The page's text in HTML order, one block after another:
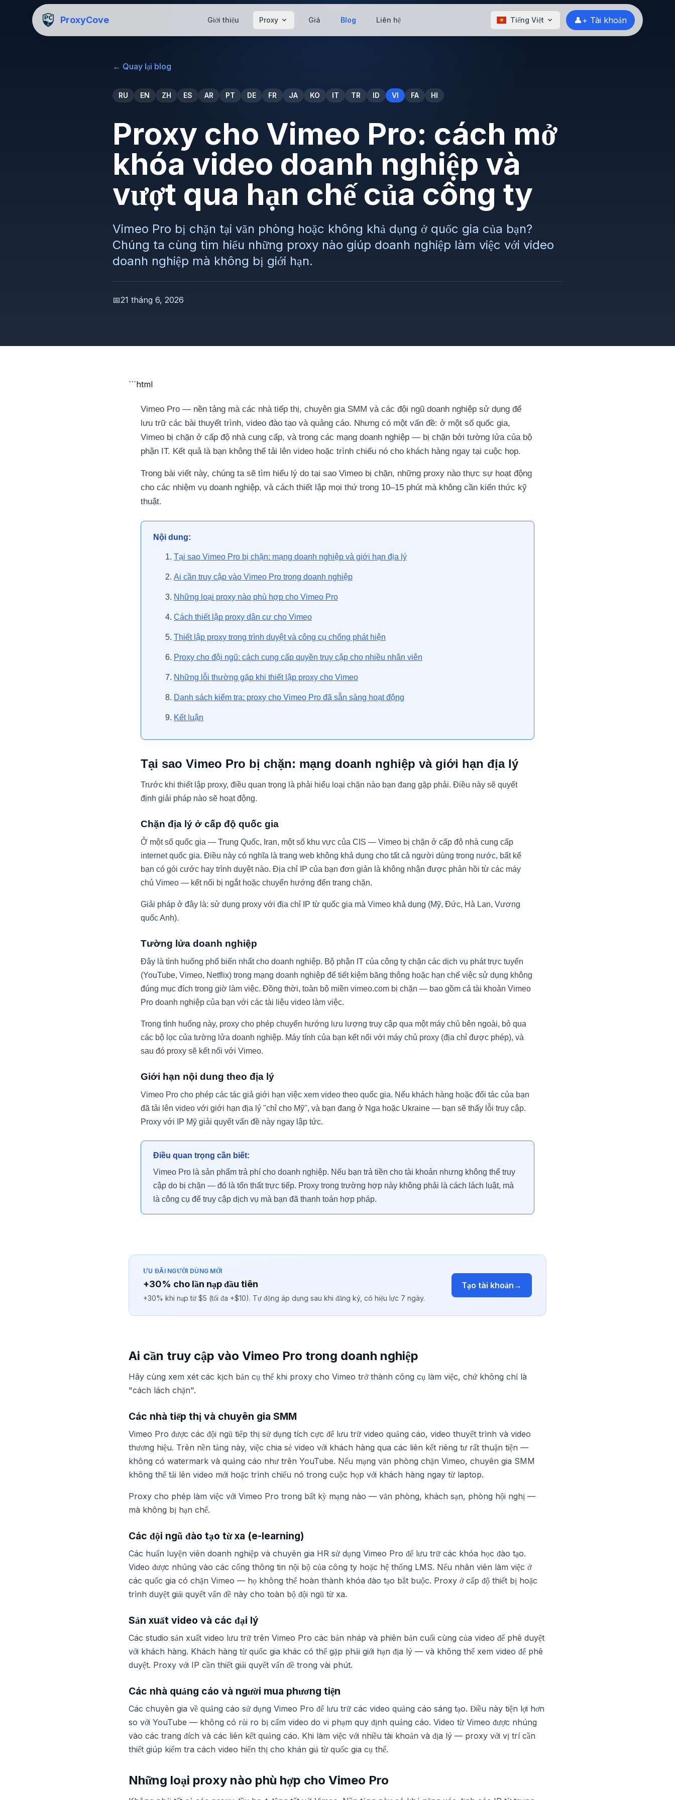
ProxyCove Giới thiệu Proxy Giá Blog Liên hệ Tiếng Việt 👤+ Tài khoản
← Quay lại blog
RU EN ZH ES AR PT DE FR JA KO IT TR ID VI FA HI
Proxy cho Vimeo Pro: cách mở
khóa video doanh nghiệp và
vượt qua hạn chế của công ty
Vimeo Pro bị chặn tại văn phòng hoặc không khả dụng ở quốc gia của bạn?
Chúng ta cùng tìm hiểu những proxy nào giúp doanh nghiệp làm việc với video
doanh nghiệp mà không bị giới hạn.
📅21 tháng 6, 2026
```html
Vimeo Pro — nền tảng mà các nhà tiếp thị, chuyên gia SMM và các đội ngũ doanh nghiệp sử dụng để
lưu trữ các bài thuyết trình, video đào tạo và quảng cáo. Nhưng có một vấn đề: ở một số quốc gia,
Vimeo bị chặn ở cấp độ nhà cung cấp, và trong các mạng doanh nghiệp — bị chặn bởi tường lửa của bộ
phận IT. Kết quả là bạn không thể tải lên video hoặc trình chiếu nó cho khách hàng ngay tại cuộc họp.
Trong bài viết này, chúng ta sẽ tìm hiểu lý do tại sao Vimeo bị chặn, những proxy nào thực sự hoạt động
cho các nhiệm vụ doanh nghiệp, và cách thiết lập mọi thứ trong 10–15 phút mà không cần kiến thức kỹ
thuật.
Nội dung:
Tại sao Vimeo Pro bị chặn: mạng doanh nghiệp và giới hạn địa lý
Ai cần truy cập vào Vimeo Pro trong doanh nghiệp
Những loại proxy nào phù hợp cho Vimeo Pro
Cách thiết lập proxy dân cư cho Vimeo
Thiết lập proxy trong trình duyệt và công cụ chống phát hiện
Proxy cho đội ngũ: cách cung cấp quyền truy cập cho nhiều nhân viên
Những lỗi thường gặp khi thiết lập proxy cho Vimeo
Danh sách kiểm tra: proxy cho Vimeo Pro đã sẵn sàng hoạt động
Kết luận
Tại sao Vimeo Pro bị chặn: mạng doanh nghiệp và giới hạn địa lý
Trước khi thiết lập proxy, điều quan trọng là phải hiểu loại chặn nào bạn đang gặp phải. Điều này sẽ quyết
định giải pháp nào sẽ hoạt động.
Chặn địa lý ở cấp độ quốc gia
Ở một số quốc gia — Trung Quốc, Iran, một số khu vực của CIS — Vimeo bị chặn ở cấp độ nhà cung cấp
internet quốc gia. Điều này có nghĩa là trang web không khả dụng cho tất cả người dùng trong nước, bất kể
bạn có gói cước hay trình duyệt nào. Địa chỉ IP của bạn đơn giản là không nhận được phản hồi từ các máy
chủ Vimeo — kết nối bị ngắt hoặc chuyển hướng đến trang chặn.
Giải pháp ở đây là: sử dụng proxy với địa chỉ IP từ quốc gia mà Vimeo khả dụng (Mỹ, Đức, Hà Lan, Vương
quốc Anh).
Tường lửa doanh nghiệp
Đây là tình huống phổ biến nhất cho doanh nghiệp. Bộ phận IT của công ty chặn các dịch vụ phát trực tuyến
(YouTube, Vimeo, Netflix) trong mạng doanh nghiệp để tiết kiệm băng thông hoặc hạn chế việc sử dụng không
đúng mục đích trong giờ làm việc. Đồng thời, toàn bộ miền vimeo.com bị chặn — bao gồm cả tài khoản Vimeo
Pro doanh nghiệp của bạn với các tài liệu video làm việc.
Trong tình huống này, proxy cho phép chuyển hướng lưu lượng truy cập qua một máy chủ bên ngoài, bỏ qua
các bộ lọc của tường lửa doanh nghiệp. Máy tính của bạn kết nối với máy chủ proxy (địa chỉ được phép), và
sau đó proxy sẽ kết nối với Vimeo.
Giới hạn nội dung theo địa lý
Vimeo Pro cho phép các tác giả giới hạn việc xem video theo quốc gia. Nếu khách hàng hoặc đối tác của bạn
đã tải lên video với giới hạn địa lý "chỉ cho Mỹ", và bạn đang ở Nga hoặc Ukraine — bạn sẽ thấy lỗi truy cập.
Proxy với IP Mỹ giải quyết vấn đề này ngay lập tức.
Điều quan trọng cần biết:
Vimeo Pro là sản phẩm trả phí cho doanh nghiệp. Nếu bạn trả tiền cho tài khoản nhưng không thể truy
cập do bị chặn — đó là tổn thất trực tiếp. Proxy trong trường hợp này không phải là cách lách luật, mà
là công cụ để truy cập dịch vụ mà bạn đã thanh toán hợp pháp.
ƯU ĐÃI NGƯỜI DÙNG MỚI
+30% cho lần nạp đầu tiên
+30% khi nạp từ $5 (tối đa +$10). Tự động áp dụng sau khi đăng ký, có hiệu lực 7 ngày.
Tạo tài khoản →
Ai cần truy cập vào Vimeo Pro trong doanh nghiệp
Hãy cùng xem xét các kịch bản cụ thể khi proxy cho Vimeo trở thành công cụ làm việc, chứ không chỉ là
"cách lách chặn".
Các nhà tiếp thị và chuyên gia SMM
Vimeo Pro được các đội ngũ tiếp thị sử dụng tích cực để lưu trữ video quảng cáo, video thuyết trình và video
thương hiệu. Trên nền tảng này, việc chia sẻ video với khách hàng qua các liên kết riêng tư rất thuận tiện —
không có watermark và quảng cáo như trên YouTube. Nếu mạng văn phòng chặn Vimeo, chuyên gia SMM
không thể tải lên video mới hoặc trình chiếu nó trong cuộc họp với khách hàng ngay từ laptop.
Proxy cho phép làm việc với Vimeo Pro trong bất kỳ mạng nào — văn phòng, khách sạn, phòng hội nghị —
mà không bị hạn chế.
Các đội ngũ đào tạo từ xa (e-learning)
Các huấn luyện viên doanh nghiệp và chuyên gia HR sử dụng Vimeo Pro để lưu trữ các khóa học đào tạo.
Video được nhúng vào các cổng thông tin nội bộ của công ty hoặc hệ thống LMS. Nếu nhân viên làm việc ở
các quốc gia có chặn Vimeo — họ không thể hoàn thành khóa đào tạo bắt buộc. Proxy ở cấp độ thiết bị hoặc
trình duyệt giải quyết vấn đề này cho toàn bộ đội ngũ từ xa.
Sản xuất video và các đại lý
Các studio sản xuất video lưu trữ trên Vimeo Pro các bản nháp và phiên bản cuối cùng của video để phê duyệt
với khách hàng. Khách hàng từ quốc gia khác có thể gặp phải giới hạn địa lý — và không thể xem video để phê
duyệt. Proxy với IP cần thiết giải quyết vấn đề trong vài phút.
Các nhà quảng cáo và người mua phương tiện
Các chuyên gia về quảng cáo sử dụng Vimeo Pro để lưu trữ các video quảng cáo sáng tạo. Điều này tiện lợi hơn
so với YouTube — không có rủi ro bị cấm video do vi phạm quy định quảng cáo. Video từ Vimeo được nhúng
vào các trang đích và các liên kết quảng cáo. Khi làm việc với nhiều tài khoản và địa lý — proxy với vị trí cần
thiết giúp kiểm tra cách video hiển thị cho khán giả từ quốc gia cụ thể.
Những loại proxy nào phù hợp cho Vimeo Pro